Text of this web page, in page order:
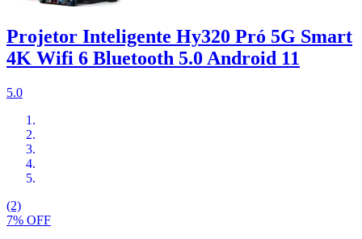
Projetor Inteligente Hy320 Pró 5G Smart
4K Wifi 6 Bluetooth 5.0 Android 11
5.0
(2)
7% OFF